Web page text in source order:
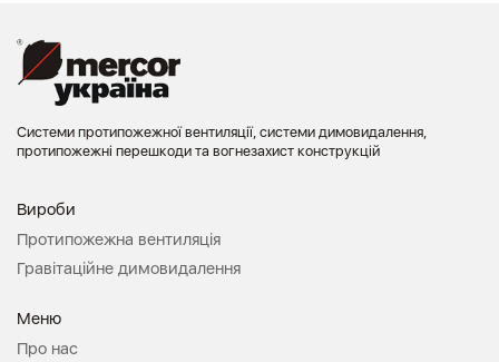
Системи протипожежної вентиляції, системи димовидалення,
протипожежні перешкоди та вогнезахист конструкцій
Вироби
Протипожежна вентиляція
Гравітаційне димовидалення
Меню
Про нас